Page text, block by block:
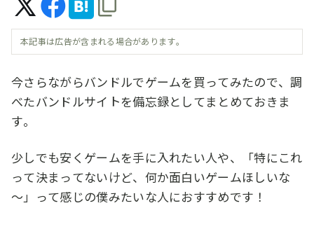
本記事は広告が含まれる場合があります。
今さらながらバンドルでゲームを買ってみたので、調
べたバンドルサイトを備忘録としてまとめておきま
す。
少しでも安くゲームを手に入れたい人や、「特にこれ
って決まってないけど、何か面白いゲームほしいな
～」って感じの僕みたいな人におすすめです！